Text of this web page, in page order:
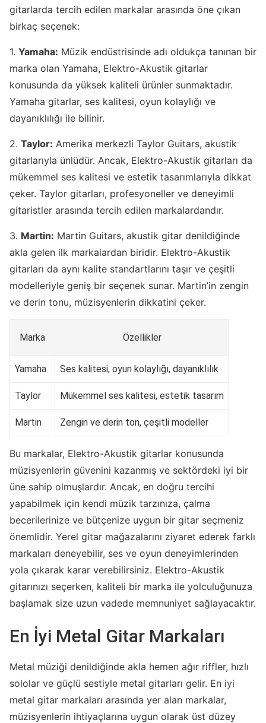
gitarlarda tercih edilen markalar arasında öne çıkan
birkaç seçenek:
1. Yamaha: Müzik endüstrisinde adı oldukça tanınan bir
marka olan Yamaha, Elektro-Akustik gitarlar
konusunda da yüksek kaliteli ürünler sunmaktadır.
Yamaha gitarlar, ses kalitesi, oyun kolaylığı ve
dayanıklılığı ile bilinir.
2. Taylor: Amerika merkezli Taylor Guitars, akustik
gitarlarıyla ünlüdür. Ancak, Elektro-Akustik gitarları da
mükemmel ses kalitesi ve estetik tasarımlarıyla dikkat
çeker. Taylor gitarları, profesyoneller ve deneyimli
gitaristler arasında tercih edilen markalardandır.
3. Martin: Martin Guitars, akustik gitar denildiğinde
akla gelen ilk markalardan biridir. Elektro-Akustik
gitarları da aynı kalite standartlarını taşır ve çeşitli
modelleriyle geniş bir seçenek sunar. Martin’in zengin
ve derin tonu, müzisyenlerin dikkatini çeker.
Marka Özellikler
Yamaha Ses kalitesi, oyun kolaylığı, dayanıklılık
Taylor Mükemmel ses kalitesi, estetik tasarım
Martin Zengin ve derin ton, çeşitli modeller
Bu markalar, Elektro-Akustik gitarlar konusunda
müzisyenlerin güvenini kazanmış ve sektördeki iyi bir
üne sahip olmuşlardır. Ancak, en doğru tercihi
yapabilmek için kendi müzik tarzınıza, çalma
becerilerinize ve bütçenize uygun bir gitar seçmeniz
önemlidir. Yerel gitar mağazalarını ziyaret ederek farklı
markaları deneyebilir, ses ve oyun deneyimlerinden
yola çıkarak karar verebilirsiniz. Elektro-Akustik
gitarınızı seçerken, kaliteli bir marka ile yolculuğunuza
başlamak size uzun vadede memnuniyet sağlayacaktır.
En İyi Metal Gitar Markaları
Metal müziği denildiğinde akla hemen ağır riffler, hızlı
sololar ve güçlü sestiyle metal gitarları gelir. En iyi
metal gitar markaları arasında yer alan markalar,
müzisyenlerin ihtiyaçlarına uygun olarak üst düzey